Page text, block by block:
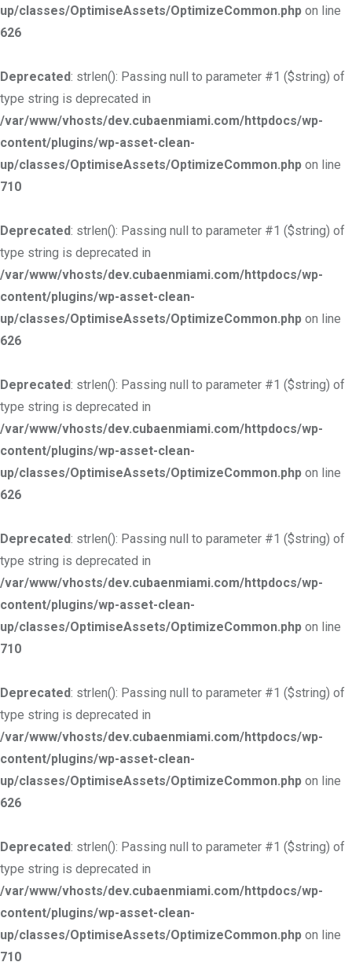
up/classes/OptimiseAssets/OptimizeCommon.php on line
626
Deprecated: strlen(): Passing null to parameter #1 ($string) of
type string is deprecated in
/var/www/vhosts/dev.cubaenmiami.com/httpdocs/wp-
content/plugins/wp-asset-clean-
up/classes/OptimiseAssets/OptimizeCommon.php on line
710
Deprecated: strlen(): Passing null to parameter #1 ($string) of
type string is deprecated in
/var/www/vhosts/dev.cubaenmiami.com/httpdocs/wp-
content/plugins/wp-asset-clean-
up/classes/OptimiseAssets/OptimizeCommon.php on line
626
Deprecated: strlen(): Passing null to parameter #1 ($string) of
type string is deprecated in
/var/www/vhosts/dev.cubaenmiami.com/httpdocs/wp-
content/plugins/wp-asset-clean-
up/classes/OptimiseAssets/OptimizeCommon.php on line
626
Deprecated: strlen(): Passing null to parameter #1 ($string) of
type string is deprecated in
/var/www/vhosts/dev.cubaenmiami.com/httpdocs/wp-
content/plugins/wp-asset-clean-
up/classes/OptimiseAssets/OptimizeCommon.php on line
710
Deprecated: strlen(): Passing null to parameter #1 ($string) of
type string is deprecated in
/var/www/vhosts/dev.cubaenmiami.com/httpdocs/wp-
content/plugins/wp-asset-clean-
up/classes/OptimiseAssets/OptimizeCommon.php on line
626
Deprecated: strlen(): Passing null to parameter #1 ($string) of
type string is deprecated in
/var/www/vhosts/dev.cubaenmiami.com/httpdocs/wp-
content/plugins/wp-asset-clean-
up/classes/OptimiseAssets/OptimizeCommon.php on line
710